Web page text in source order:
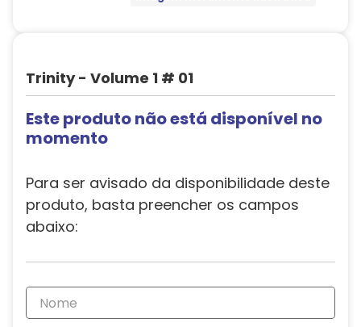
Trinity - Volume 1 # 01
Este produto não está disponível no
momento
Para ser avisado da disponibilidade deste
produto, basta preencher os campos
abaixo: